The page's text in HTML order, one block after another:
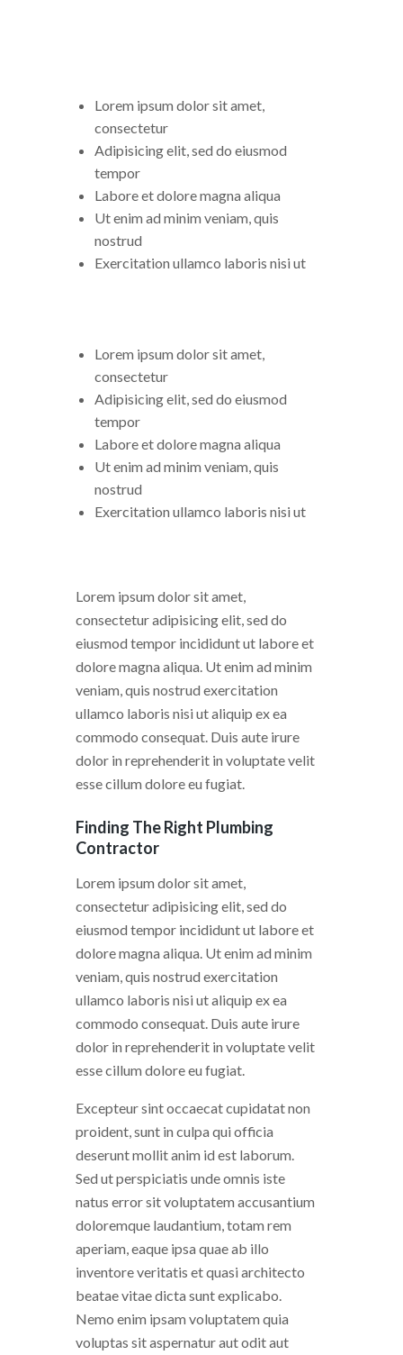
Lorem ipsum dolor sit amet,
consectetur
Adipisicing elit, sed do eiusmod
tempor
Labore et dolore magna aliqua
Ut enim ad minim veniam, quis
nostrud
Exercitation ullamco laboris nisi ut
Lorem ipsum dolor sit amet,
consectetur
Adipisicing elit, sed do eiusmod
tempor
Labore et dolore magna aliqua
Ut enim ad minim veniam, quis
nostrud
Exercitation ullamco laboris nisi ut
Lorem ipsum dolor sit amet,
consectetur adipisicing elit, sed do
eiusmod tempor incididunt ut labore et
dolore magna aliqua. Ut enim ad minim
veniam, quis nostrud exercitation
ullamco laboris nisi ut aliquip ex ea
commodo consequat. Duis aute irure
dolor in reprehenderit in voluptate velit
esse cillum dolore eu fugiat.
Finding The Right Plumbing
Contractor
Lorem ipsum dolor sit amet,
consectetur adipisicing elit, sed do
eiusmod tempor incididunt ut labore et
dolore magna aliqua. Ut enim ad minim
veniam, quis nostrud exercitation
ullamco laboris nisi ut aliquip ex ea
commodo consequat. Duis aute irure
dolor in reprehenderit in voluptate velit
esse cillum dolore eu fugiat.
Excepteur sint occaecat cupidatat non
proident, sunt in culpa qui officia
deserunt mollit anim id est laborum.
Sed ut perspiciatis unde omnis iste
natus error sit voluptatem accusantium
doloremque laudantium, totam rem
aperiam, eaque ipsa quae ab illo
inventore veritatis et quasi architecto
beatae vitae dicta sunt explicabo.
Nemo enim ipsam voluptatem quia
voluptas sit aspernatur aut odit aut